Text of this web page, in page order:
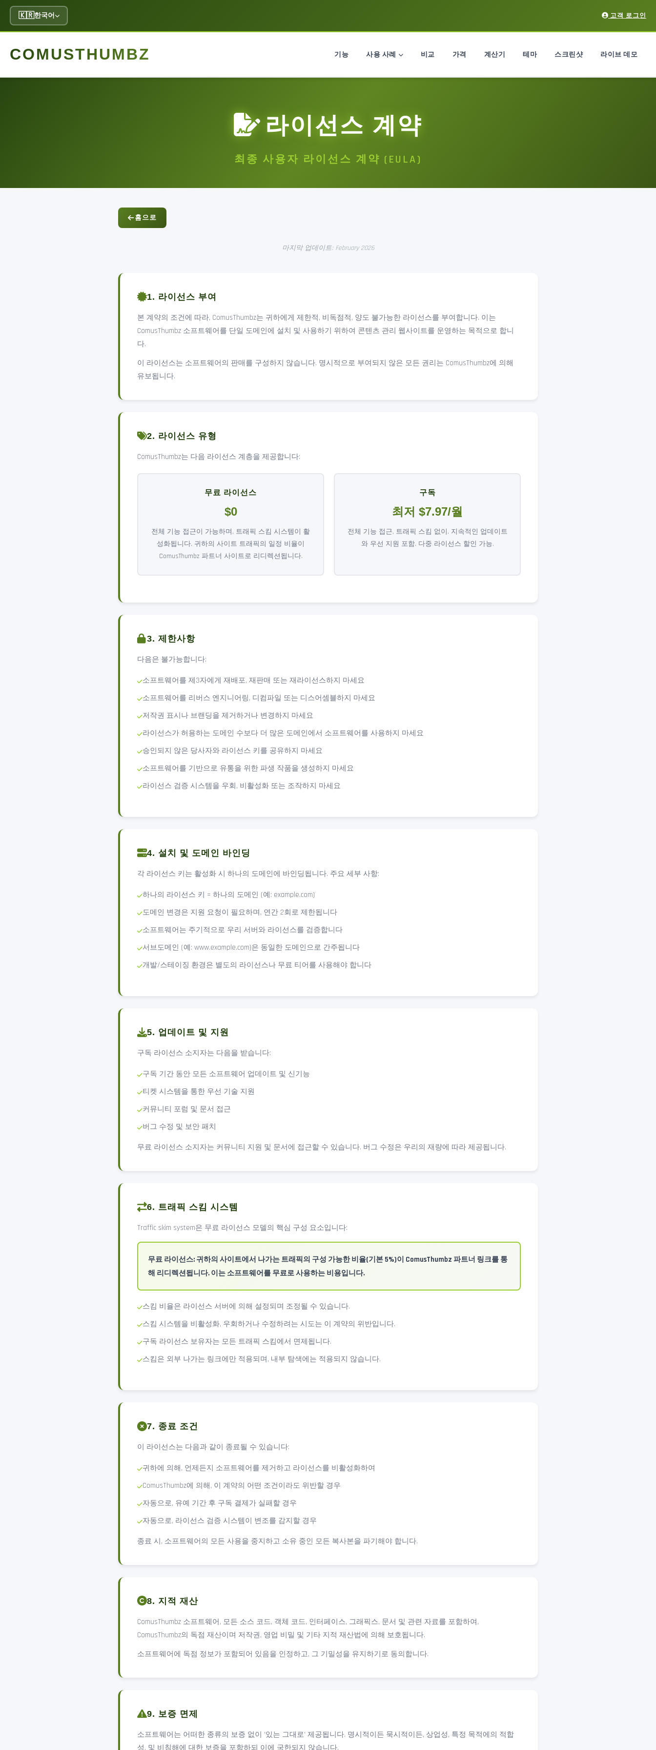
🇰🇷한국어 고객 로그인
COMUSTHUMBZ 기능 사용 사례 비교 가격 계산기 테마 스크린샷 라이브 데모
라이선스 계약
최종 사용자 라이선스 계약 (EULA)
홈으로
마지막 업데이트: February 2026
1. 라이선스 부여
본 계약의 조건에 따라, ComusThumbz는 귀하에게 제한적, 비독점적, 양도 불가능한 라이선스를 부여합니다. 이는
ComusThumbz 소프트웨어를 단일 도메인에 설치 및 사용하기 위하여 콘텐츠 관리 웹사이트를 운영하는 목적으로 합니
다.
이 라이선스는 소프트웨어의 판매를 구성하지 않습니다. 명시적으로 부여되지 않은 모든 권리는 ComusThumbz에 의해
유보됩니다.
2. 라이선스 유형
ComusThumbz는 다음 라이선스 계층을 제공합니다:
무료 라이선스
$0
전체 기능 접근이 가능하며, 트래픽 스킴 시스템이 활
성화됩니다. 귀하의 사이트 트래픽의 일정 비율이
ComusThumbz 파트너 사이트로 리디렉션됩니다.
구독
최저 $7.97/월
전체 기능 접근, 트래픽 스킴 없이. 지속적인 업데이트
와 우선 지원 포함. 다중 라이선스 할인 가능.
3. 제한사항
다음은 불가능합니다:
소프트웨어를 제3자에게 재배포, 재판매 또는 재라이선스하지 마세요
소프트웨어를 리버스 엔지니어링, 디컴파일 또는 디스어셈블하지 마세요
저작권 표시나 브랜딩을 제거하거나 변경하지 마세요
라이선스가 허용하는 도메인 수보다 더 많은 도메인에서 소프트웨어를 사용하지 마세요
승인되지 않은 당사자와 라이선스 키를 공유하지 마세요
소프트웨어를 기반으로 유통을 위한 파생 작품을 생성하지 마세요
라이선스 검증 시스템을 우회, 비활성화 또는 조작하지 마세요
4. 설치 및 도메인 바인딩
각 라이선스 키는 활성화 시 하나의 도메인에 바인딩됩니다. 주요 세부 사항:
하나의 라이선스 키 = 하나의 도메인 (예: example.com)
도메인 변경은 지원 요청이 필요하며, 연간 2회로 제한됩니다
소프트웨어는 주기적으로 우리 서버와 라이선스를 검증합니다
서브도메인 (예: www.example.com)은 동일한 도메인으로 간주됩니다
개발/스테이징 환경은 별도의 라이선스나 무료 티어를 사용해야 합니다
5. 업데이트 및 지원
구독 라이선스 소지자는 다음을 받습니다:
구독 기간 동안 모든 소프트웨어 업데이트 및 신기능
티켓 시스템을 통한 우선 기술 지원
커뮤니티 포럼 및 문서 접근
버그 수정 및 보안 패치
무료 라이선스 소지자는 커뮤니티 지원 및 문서에 접근할 수 있습니다. 버그 수정은 우리의 재량에 따라 제공됩니다.
6. 트래픽 스킴 시스템
Traffic skim system은 무료 라이선스 모델의 핵심 구성 요소입니다:
무료 라이선스: 귀하의 사이트에서 나가는 트래픽의 구성 가능한 비율(기본 5%)이 ComusThumbz 파트너 링크를 통
해 리디렉션됩니다. 이는 소프트웨어를 무료로 사용하는 비용입니다.
스킴 비율은 라이선스 서버에 의해 설정되며 조정될 수 있습니다.
스킴 시스템을 비활성화, 우회하거나 수정하려는 시도는 이 계약의 위반입니다.
구독 라이선스 보유자는 모든 트래픽 스킴에서 면제됩니다.
스킴은 외부 나가는 링크에만 적용되며, 내부 탐색에는 적용되지 않습니다.
7. 종료 조건
이 라이선스는 다음과 같이 종료될 수 있습니다:
귀하에 의해, 언제든지 소프트웨어를 제거하고 라이선스를 비활성화하여
ComusThumbz에 의해, 이 계약의 어떤 조건이라도 위반할 경우
자동으로, 유예 기간 후 구독 결제가 실패할 경우
자동으로, 라이선스 검증 시스템이 변조를 감지할 경우
종료 시, 소프트웨어의 모든 사용을 중지하고 소유 중인 모든 복사본을 파기해야 합니다.
8. 지적 재산
ComusThumbz 소프트웨어, 모든 소스 코드, 객체 코드, 인터페이스, 그래픽스, 문서 및 관련 자료를 포함하여,
ComusThumbz의 독점 재산이며 저작권, 영업 비밀 및 기타 지적 재산법에 의해 보호됩니다.
소프트웨어에 독점 정보가 포함되어 있음을 인정하고, 그 기밀성을 유지하기로 동의합니다.
9. 보증 면제
소프트웨어는 어떠한 종류의 보증 없이 '있는 그대로' 제공됩니다. 명시적이든 묵시적이든, 상업성, 특정 목적에의 적합
성, 및 비침해에 대한 보증을 포함하되 이에 국한되지 않습니다.